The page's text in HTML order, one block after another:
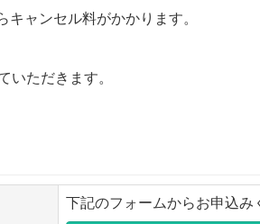
ャンセル料がかかります。
いただきます。
下記のフォームからお申込み